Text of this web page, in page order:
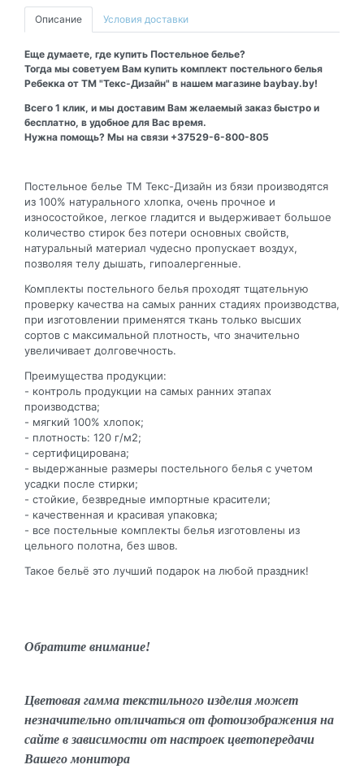
Описание Условия доставки
Еще думаете, где купить Постельное белье?
Тогда мы советуем Вам купить комплект постельного белья
Ребекка от ТМ "Текс-Дизайн" в нашем магазине baybay.by!
Всего 1 клик, и мы доставим Вам желаемый заказ быстро и
бесплатно, в удобное для Вас время.
Нужна помощь? Мы на связи +37529-6-800-805
Постельное белье ТМ Текс-Дизайн из бязи производятся
из 100% натурального хлопка, очень прочное и
износостойкое, легкое гладится и выдерживает большое
количество стирок без потери основных свойств,
натуральный материал чудесно пропускает воздух,
позволяя телу дышать, гипоалергенные.
Комплекты постельного белья проходят тщательную
проверку качества на самых ранних стадиях производства,
при изготовлении применятся ткань только высших
сортов с максимальной плотность, что значительно
увеличивает долговечность.
Преимущества продукции:
- контроль продукции на самых ранних этапах
производства;
- мягкий 100% хлопок;
- плотность: 120 г/м2;
- сертифицирована;
- выдержанные размеры постельного белья с учетом
усадки после стирки;
- стойкие, безвредные импортные красители;
- качественная и красивая упаковка;
- все постельные комплекты белья изготовлены из
цельного полотна, без швов.
Такое бельё это лучший подарок на любой праздник!
Обратите внимание!
Цветовая гамма текстильного изделия может
незначительно отличаться от фотоизображения на
сайте в зависимости от настроек цветопередачи
Вашего монитора